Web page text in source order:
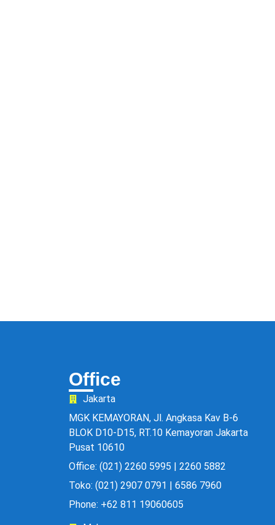
Office
Jakarta
MGK KEMAYORAN, Jl. Angkasa Kav B-6
BLOK D10-D15, RT.10 Kemayoran Jakarta
Pusat 10610
Office: (021) 2260 5995 | 2260 5882
Toko: (021) 2907 0791 | 6586 7960
Phone: +62 811 19060605